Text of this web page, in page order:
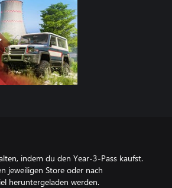
indem du den Year-3-Pass kaufst.
jeweiligen Store oder nach
heruntergeladen werden.